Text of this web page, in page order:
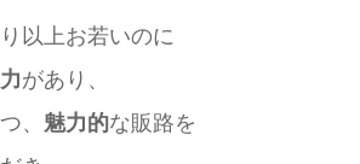
以上お若いのに
があり、
、 魅力的な販路を